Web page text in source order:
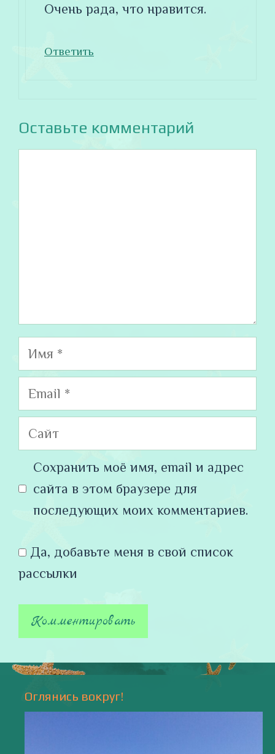
Очень рада, что нравится.
Ответить
Оставьте комментарий
Имя
Email
Сайт
Сохранить моё имя, email и адрес
сайта в этом браузере для
последующих моих комментариев.
Да, добавьте меня в свой список
рассылки
Оглянись вокруг!